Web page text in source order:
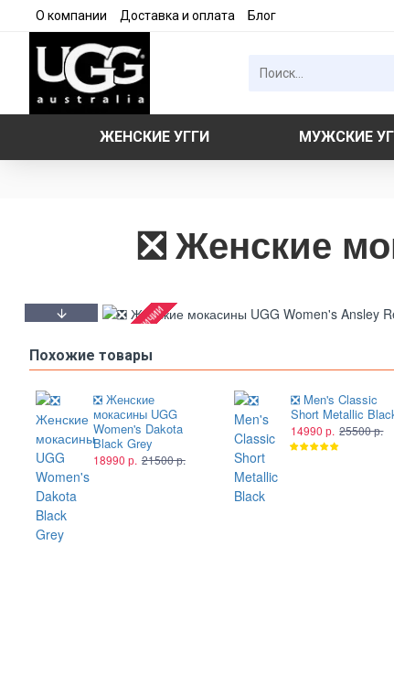
О компании Доставка и оплата Блог
ЖЕНСКИЕ УГГИ МУЖСКИЕ
❎ Женские
Нет в наличии
Похожие товары
❎ Женские
мокасины UGG
Women's Dakota
Black Grey
18990 р. 21500 р.
❎ Men's Classic
Short Metallic
14990 р. 25500 р.